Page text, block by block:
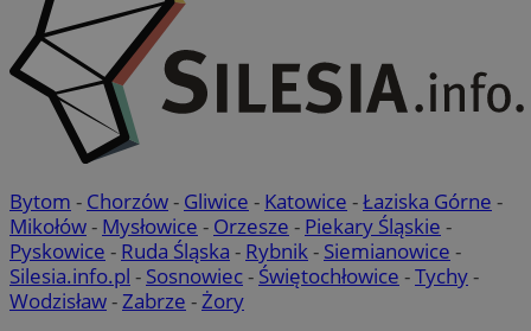
Bytom - Chorzów- Gliwice - Katowice -Łaziska Górne -
Mikołów- Mysłowice - Orzesze - Piekary Śląskie -
Pyskowice - Ruda Śląska - Rybnik- Siemianowice -
Silesia.info.pl - Sosnowiec- Świętochłowice -Tychy-
Wodzisław-Zabrze -Żory